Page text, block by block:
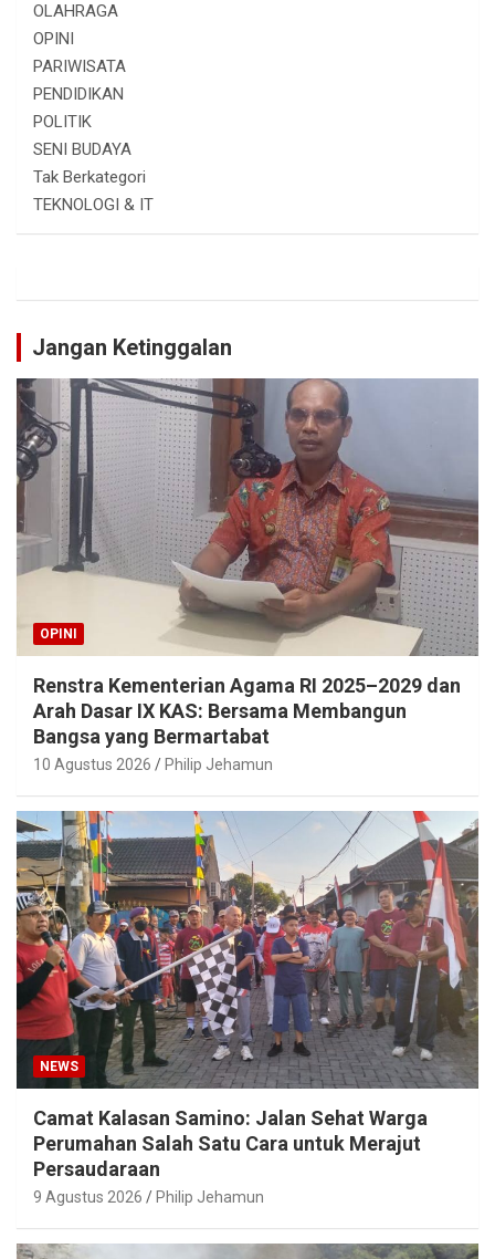
OLAHRAGA
OPINI
PARIWISATA
PENDIDIKAN
POLITIK
SENI BUDAYA
Tak Berkategori
TEKNOLOGI & IT
Jangan Ketinggalan
OPINI
Renstra Kementerian Agama RI 2025–2029 dan
Arah Dasar IX KAS: Bersama Membangun
Bangsa yang Bermartabat
10 Agustus 2026 Philip Jehamun
NEWS
Camat Kalasan Samino: Jalan Sehat Warga
Perumahan Salah Satu Cara untuk Merajut
Persaudaraan
9 Agustus 2026 Philip Jehamun